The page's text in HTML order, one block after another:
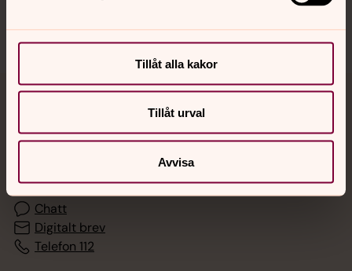
Tillåt alla kakor
Tillåt urval
Avvisa
Jourhavande präst
Akut samtals- och krisstöd. Prata eller chatta anonymt
med en präst på kvällar och nätter.
Chatt
Digitalt brev
Telefon 112